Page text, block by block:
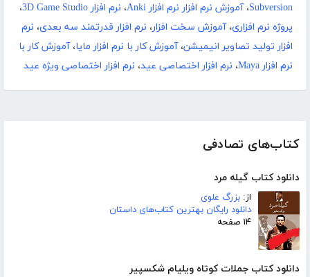
کتاب‌های تصادفی
دانلود کتاب گیله مرد
از: بزرگ علوی
دانلود رایگان بهترین کتاب‌های داستان
۱۴ صفحه
دانلود کتاب جملات کوتاه ویلیام شکسپیر
Subversion،آموزش نرم افزار نرم افزار Anki ، نرم افزار 3D Game Studio
،
پروژه نرم افزاری،آموزش سخت افزار، نرم افزار قدرتمند سه بعدی، نرم
افزار تولید تصاویر انیمیشن،آموزش کار با نرم افزار مایا،آموزش کار با
نرم افزار Maya
، نرم افزار اختصاصی عید، نرم افزار اختصاصی ویژه عید